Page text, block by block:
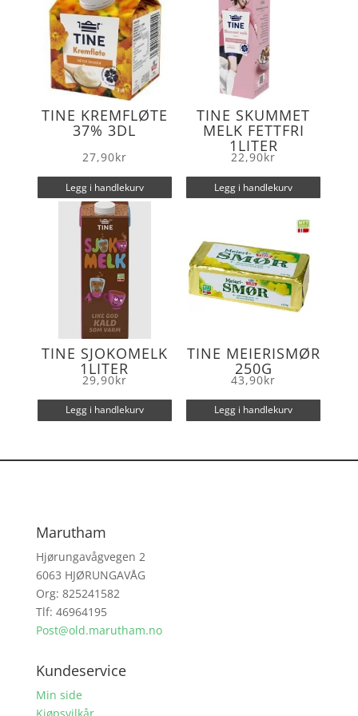
TINE KREMFLØTE
37% 3DL
27,90kr
Legg i handlekurv
TINE SKUMMET
MELK FETTFRI
1LITER
22,90kr
Legg i handlekurv
TINE SJOKOMELK
1LITER
29,90kr
Legg i handlekurv
TINE MEIERISMØR
250G
43,90kr
Legg i handlekurv
Marutham
Hjørungavågvegen 2
6063 HJØRUNGAVÅG
Org: 825241582
Tlf: 46964195
Post@old.marutham.no
Kundeservice
Min side